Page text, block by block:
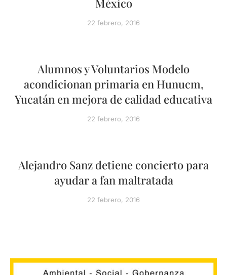
México
22 febrero, 2016
Alumnos y Voluntarios Modelo
acondicionan primaria en Hunucm,
Yucatán en mejora de calidad educativa
22 febrero, 2016
Alejandro Sanz detiene concierto para
ayudar a fan maltratada
22 febrero, 2016